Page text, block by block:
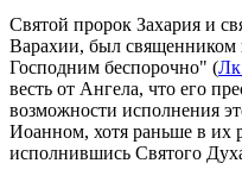
Святой пророк Захария и
Варахии, был священником
Господним беспорочно" (
весть от Ангела, что его
возможности исполнения
Иоанном, хотя раньше в их
исполнившись Святого